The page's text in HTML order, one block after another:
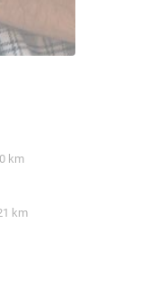
km
km